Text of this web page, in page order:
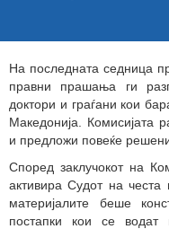
На последната седница
правни прашања ги
доктори и граѓани кои
Македонија. Комисијата
и предложи повеќе
Според заклучокот на
активира Судот на
материјалите беше
постапки кои се